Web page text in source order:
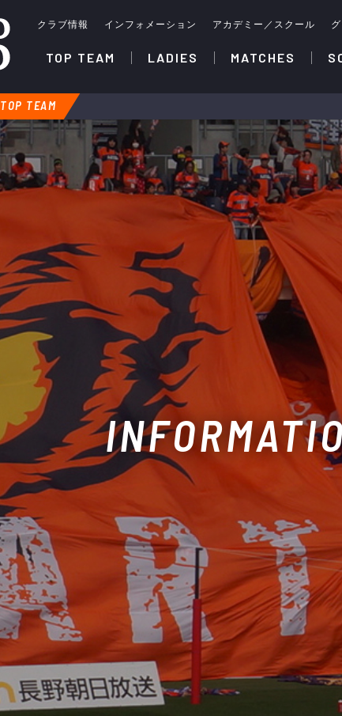
クラブ情報 インフォメーション アカデミー／スクール
TOP TEAM LADIES MATCHES
TOP TEAM